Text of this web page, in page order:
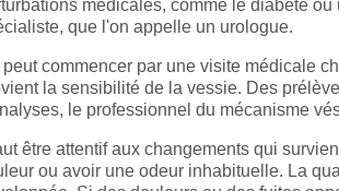
médicales, comme le diabète
que l'on appelle un urologue.
peut commencer par une visite médicale
la sensibilité de la vessie. Des
le professionnel du mécanisme
être attentif aux changements qui
ou avoir une odeur inhabituelle. La